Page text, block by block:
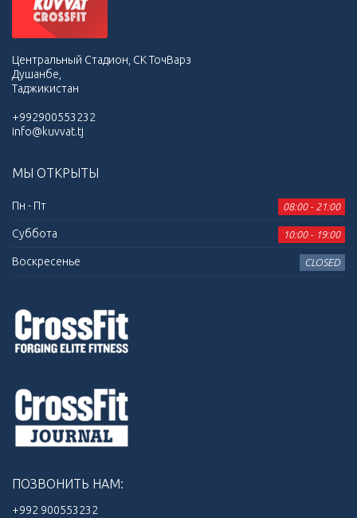
Центральный Стадион, СК ТочВарз
Душанбе,
Таджикистан
+992900553232
info@kuvvat.tj
МЫ ОТКРЫТЫ
Пн - Пт 08:00 - 21:00
Суббота 10:00 - 19:00
Воскресенье CLOSED
ПОЗВОНИТЬ НАМ:
+992 900553232‬